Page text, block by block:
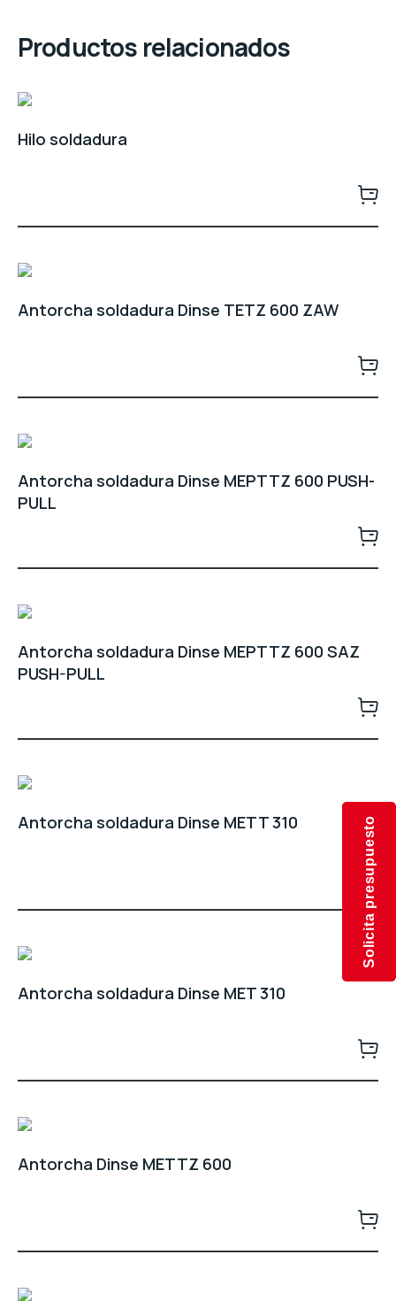
Productos relacionados
Hilo soldadura
Antorcha soldadura Dinse TETZ 600 ZAW
Antorcha soldadura Dinse MEPTTZ 600 PUSH-
PULL
Antorcha soldadura Dinse MEPTTZ 600 SAZ
PUSH-PULL
Antorcha soldadura Dinse METT 310
Antorcha soldadura Dinse MET 310
Antorcha Dinse METTZ 600
Solicita presupuesto